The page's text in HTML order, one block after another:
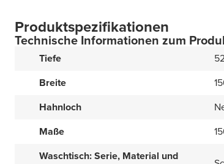
Produktspezifikationen
Technische Informationen zum
Tiefe
Breite
Hahnloch
Maße
Waschtisch: Serie, Material und